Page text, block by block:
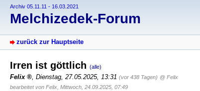
Archiv 05.11.11 - 16.03.2021
Melchizedek-Forum
zurück zur Hauptseite
Irren ist göttlich (alle)
Felix , Dienstag, 27.05.2025, 13:31 (vor 438 Tagen) @ Felix
bearbeitet von Felix, Mittwoch, 24.09.2025, 07:49